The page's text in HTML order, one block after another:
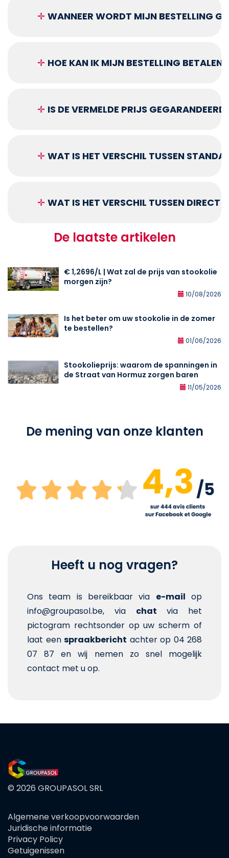
✛ WANNEER WORDT MIJN BESTELLING
✛ HOE KAN IK MIJN BESTELLING BETALEN?
✛ IS DE VERMELDE PRIJS
✛ WAT IS HET VERSCHIL TUSSEN
✛ WAT IS HET VERSCHIL TUSSEN DIRECT
De laatste artikelen
€ 1,2696/L | Wat zal de prijs van stookolie
morgen zijn?
10/08/2026
Is het beter om uw stookolie in de zomer
te bestellen?
01/06/2026
Stookolieprijs: waarom de spanningen in
de Straat van Hormuz zorgen baren
11/05/2026
De mening van onze klanten
Heeft u nog vragen?
Ons team is bereikbaar via e-mail op
info@groupasol.be, via chat via het
pictogram rechtsonder op uw scherm of
laat een spraakbericht achter op 04 268
07 87 en wij nemen zo snel mogelijk
contact met u op.
© 2026 GROUPASOL SRL
FOOTER
MENU
Algemene verkoopvoorwaarden
Juridische informatie
Privacy Policy
Getuigenissen